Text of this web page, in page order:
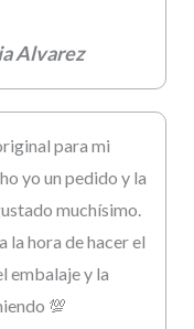
Alvarez
para mi
yo un pedido y la
muchísimo.
la hora de hacer el
embalaje y la
💯